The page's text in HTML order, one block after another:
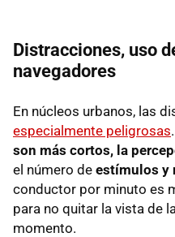
Distracciones, uso
navegadores
En núcleos urbanos, las
especialmente peligrosas
son más cortos, la
el número de estímulos y
conductor por minuto es
para no quitar la vista de
momento.